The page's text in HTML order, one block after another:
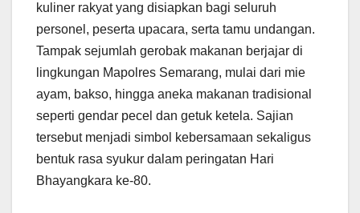
kuliner rakyat yang disiapkan bagi seluruh
personel, peserta upacara, serta tamu undangan.
Tampak sejumlah gerobak makanan berjajar di
lingkungan Mapolres Semarang, mulai dari mie
ayam, bakso, hingga aneka makanan tradisional
seperti gendar pecel dan getuk ketela. Sajian
tersebut menjadi simbol kebersamaan sekaligus
bentuk rasa syukur dalam peringatan Hari
Bhayangkara ke-80.